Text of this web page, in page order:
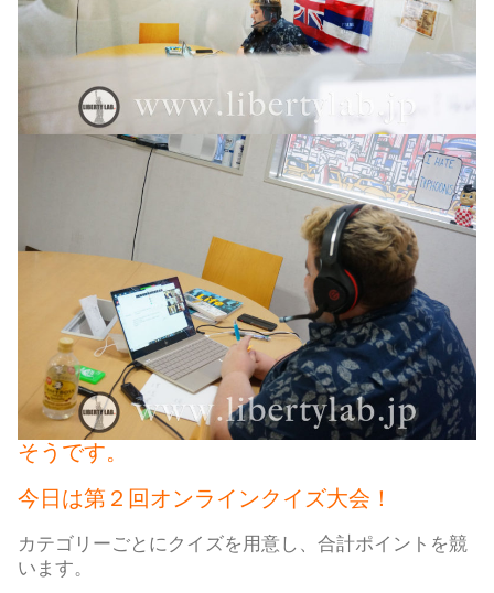
そうです。
今日は第２回オンラインクイズ大会！
カテゴリーごとにクイズを用意し、合計ポイントを競
います。